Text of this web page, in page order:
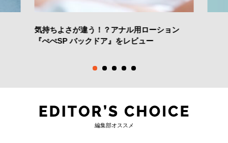
気持ちよさが違う！？アナル用ローション
『ぺぺSP バックドア』をレビュー
編集部オススメ